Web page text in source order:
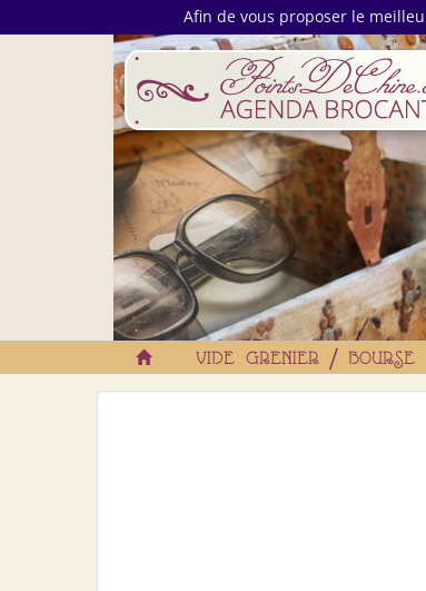
Afin de vous proposer le
VIDE GRENIER / BOURSE